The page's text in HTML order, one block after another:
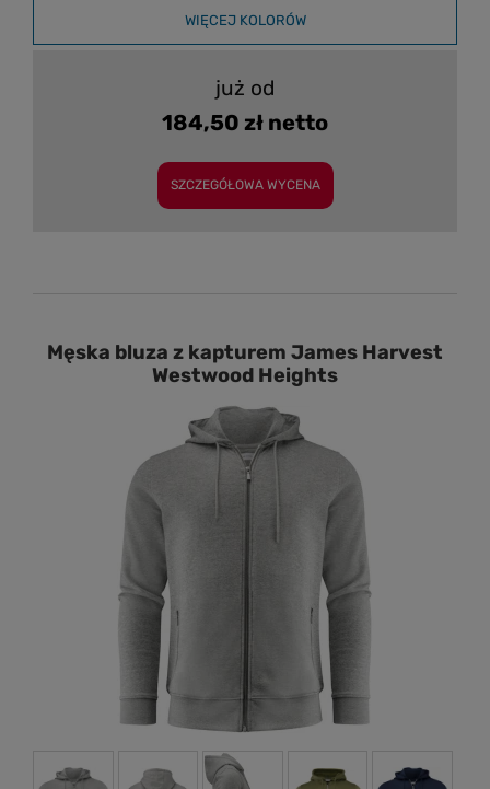
WIĘCEJ KOLORÓW
już od
184,50 zł netto
SZCZEGÓŁOWA WYCENA
Męska bluza z kapturem James Harvest
Westwood Heights